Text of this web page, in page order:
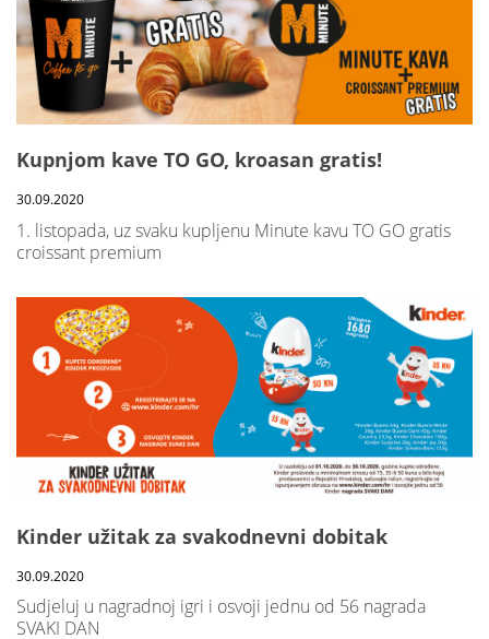
Kupnjom kave TO GO, kroasan gratis!
30.09.2020
1. listopada, uz svaku kupljenu Minute kavu TO GO gratis
croissant premium
Kinder užitak za svakodnevni dobitak
30.09.2020
Sudjeluj u nagradnoj igri i osvoji jednu od 56 nagrada
SVAKI DAN